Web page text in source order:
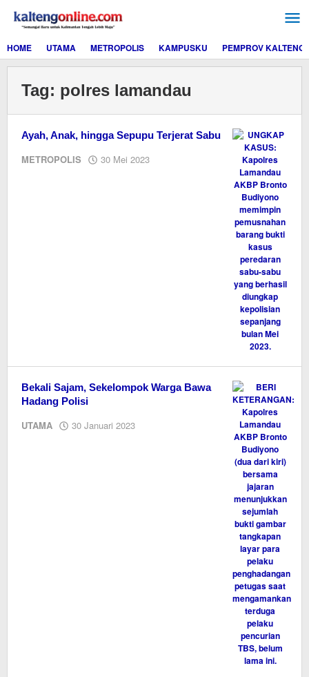
konten
HOME
UTAMA METROPOLIS KAMPUSKU PEMPROV KALTENG
Tag: polres lamandau
Ayah, Anak, hingga Sepupu Terjerat Sabu
METROPOLIS 30 Mei 2023
Bekali Sajam, Sekelompok Warga Bawa
Hadang Polisi
UTAMA 30 Januari 2023